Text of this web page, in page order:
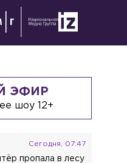
ЭФИР
шоу 12+
Сегодня, 07:47
пропала в лесу